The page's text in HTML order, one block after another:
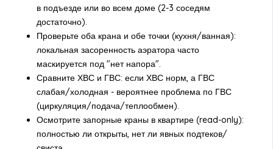
в подъезде или во всем доме (2-3 соседям
достаточно).
Проверьте оба крана и обе точки (кухня/ванная):
локальная засоренность аэратора часто
маскируется под "нет напора".
Сравните ХВС и ГВС: если ХВС норм, а ГВС
слабая/холодная - вероятнее проблема по ГВС
(циркуляция/подача/теплообмен).
Осмотрите запорные краны в квартире (read-only):
полностью ли открыты, нет ли явных подтеков/